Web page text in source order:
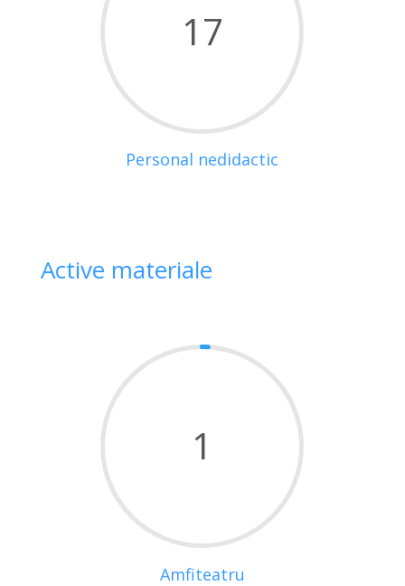
17
Personal nedidactic
Active materiale
1
Amfiteatru